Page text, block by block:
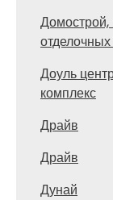
Домострой,
Доуль
комплекс
Драйв
Драйв
Дунай